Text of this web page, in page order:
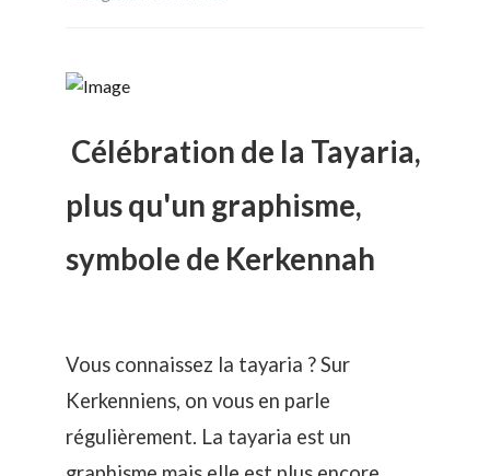
Célébration de la Tayaria,
plus qu'un graphisme,
symbole de Kerkennah
Vous connaissez la tayaria ? Sur
Kerkenniens, on vous en parle
régulièrement. La tayaria est un